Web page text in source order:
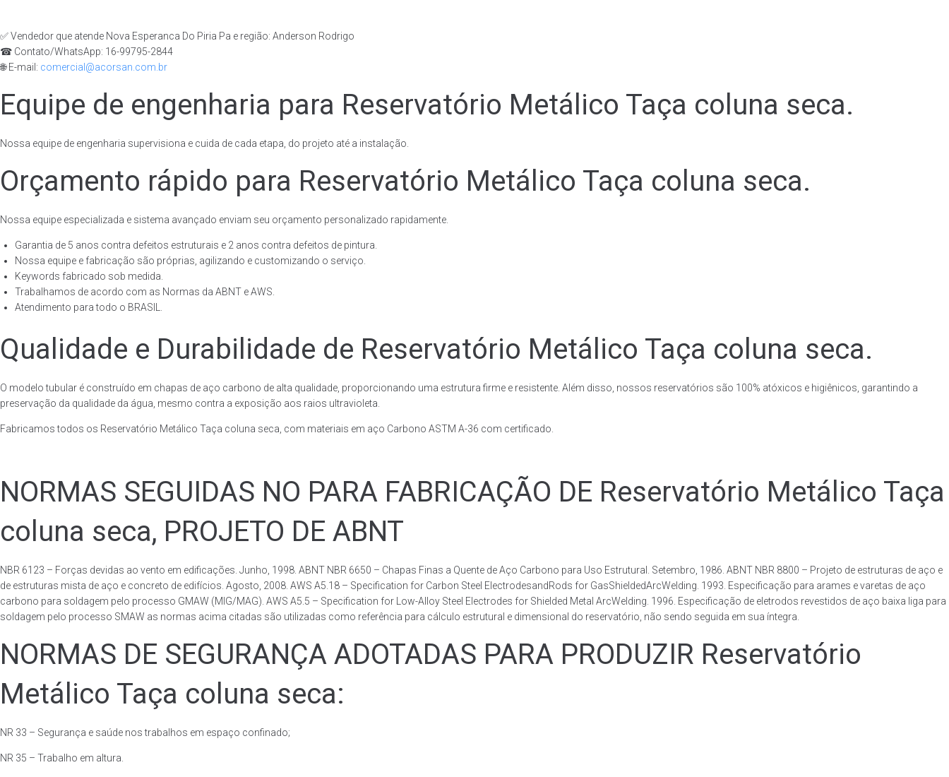
✅ Vendedor que atende Nova Esperanca Do Piria Pa e região: Anderson Rodrigo
☎ Contato/WhatsApp: 16-99795-2844
🌐 E-mail: comercial@acorsan.com.br
Equipe de engenharia para Reservatório Metálico Taça coluna seca.
Nossa equipe de engenharia supervisiona e cuida de cada etapa, do projeto até a instalação.
Orçamento rápido para Reservatório Metálico Taça coluna seca.
Nossa equipe especializada e sistema avançado enviam seu orçamento personalizado rapidamente.
Garantia de 5 anos contra defeitos estruturais e 2 anos contra defeitos de pintura.
Nossa equipe e fabricação são próprias, agilizando e customizando o serviço.
Keywords fabricado sob medida.
Trabalhamos de acordo com as Normas da ABNT e AWS.
Atendimento para todo o BRASIL.
Qualidade e Durabilidade de Reservatório Metálico Taça coluna seca.
O modelo tubular é construído em chapas de aço carbono de alta qualidade, proporcionando uma estrutura firme e resistente. Além disso, nossos reservatórios são 100% atóxicos e higiênicos, garantindo a
preservação da qualidade da água, mesmo contra a exposição aos raios ultravioleta.
Fabricamos todos os Reservatório Metálico Taça coluna seca, com materiais em aço Carbono ASTM A-36 com certificado.
NORMAS SEGUIDAS NO PARA FABRICAÇÃO DE Reservatório Metálico Taça
coluna seca, PROJETO DE ABNT
NBR 6123 – Forças devidas ao vento em edificações. Junho, 1998. ABNT NBR 6650 – Chapas Finas a Quente de Aço Carbono para Uso Estrutural. Setembro, 1986. ABNT NBR 8800 – Projeto de estruturas de aço e
de estruturas mista de aço e concreto de edifícios. Agosto, 2008. AWS A5.18 – Specification for Carbon Steel ElectrodesandRods for GasShieldedArcWelding. 1993. Especificação para arames e varetas de aço
carbono para soldagem pelo processo GMAW (MIG/MAG). AWS A5.5 – Specification for Low-Alloy Steel Electrodes for Shielded Metal ArcWelding. 1996. Especificação de eletrodos revestidos de aço baixa liga para
soldagem pelo processo SMAW as normas acima citadas são utilizadas como referência para cálculo estrutural e dimensional do reservatório, não sendo seguida em sua íntegra.
NORMAS DE SEGURANÇA ADOTADAS PARA PRODUZIR Reservatório
Metálico Taça coluna seca:
NR 33 – Segurança e saúde nos trabalhos em espaço confinado;
NR 35 – Trabalho em altura.